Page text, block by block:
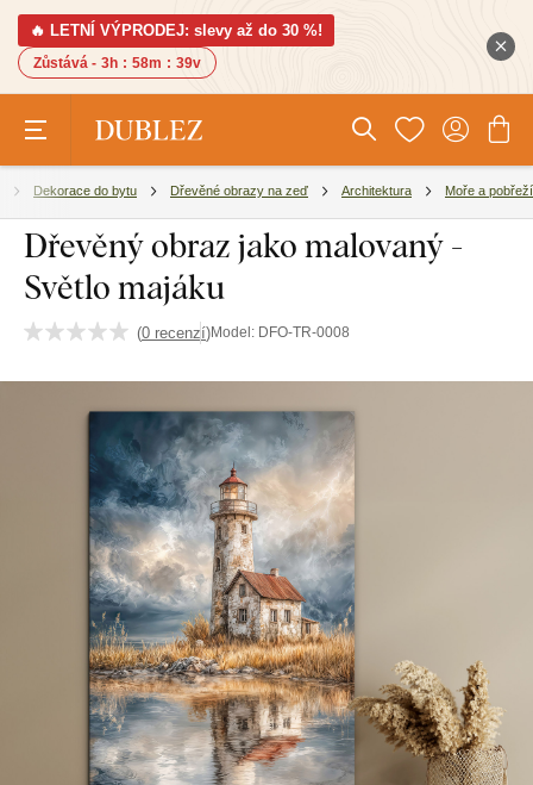
🔥 LETNÍ VÝPRODEJ: slevy až do 30 %!
Zůstává - 3h : 58m : 39v
Dekorace do bytu Dřevěné obrazy na zeď Architektura Moře a pobřeží
Dřevěný obraz jako malovaný -
Světlo majáku
(0 recenzí)Model: DFO-TR-0008